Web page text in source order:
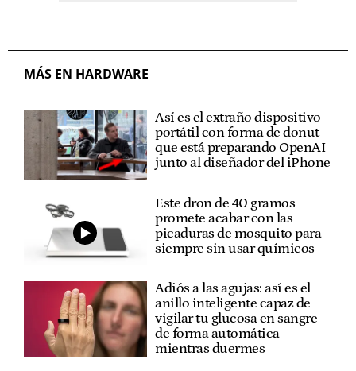
MÁS EN HARDWARE
Así es el extraño dispositivo
portátil con forma de donut
que está preparando OpenAI
junto al diseñador del iPhone
Este dron de 40 gramos
promete acabar con las
picaduras de mosquito para
siempre sin usar químicos
Adiós a las agujas: así es el
anillo inteligente capaz de
vigilar tu glucosa en sangre
de forma automática
mientras duermes